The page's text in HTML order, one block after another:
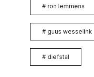
# ron lemmens
# guus wesselink
# diefstal